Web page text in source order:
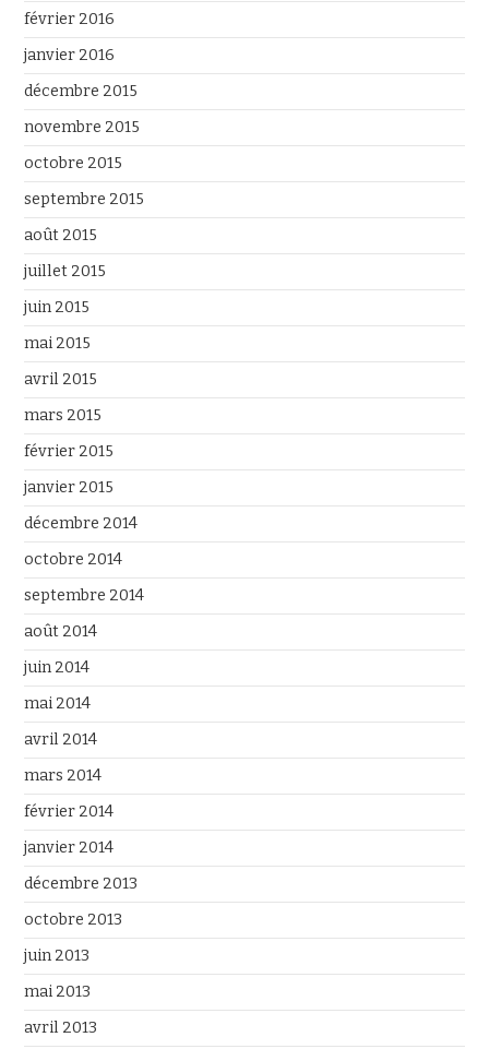
février 2016
janvier 2016
décembre 2015
novembre 2015
octobre 2015
septembre 2015
août 2015
juillet 2015
juin 2015
mai 2015
avril 2015
mars 2015
février 2015
janvier 2015
décembre 2014
octobre 2014
septembre 2014
août 2014
juin 2014
mai 2014
avril 2014
mars 2014
février 2014
janvier 2014
décembre 2013
octobre 2013
juin 2013
mai 2013
avril 2013